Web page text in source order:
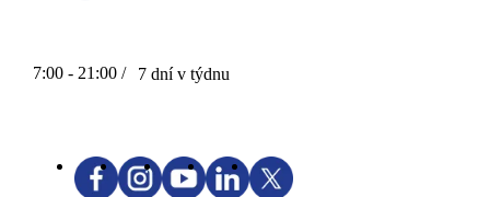
7:00 - 21:00 / 7 dní v týdnu